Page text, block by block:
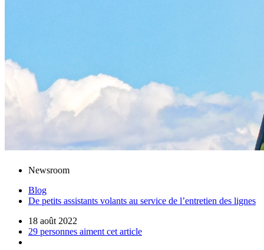
Newsroom
Blog
De petits assistants volants au service de l’entretien des lignes
18 août 2022
29 personnes aiment cet article